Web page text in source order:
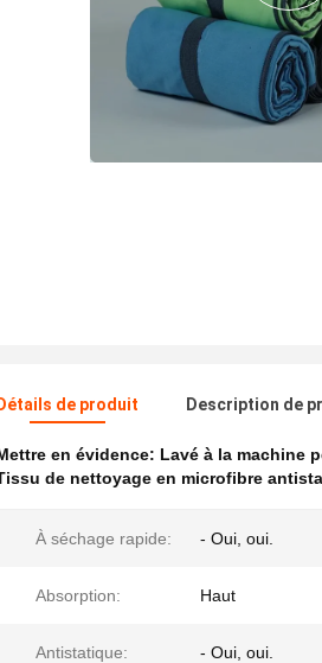
Détails de produit Description de
en évidence: Lavé à la machine
de nettoyage en microfibre
À séchage rapide: - Oui, oui.
Absorption: Haut
Antistatique: - Oui, oui.